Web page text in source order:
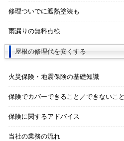
修理ついでに遮熱塗装も
雨漏りの無料点検
屋根の修理代を安くする
火災保険・地震保険の基礎知識
保険でカバーできること／できないこと
保険に関するアドバイス
当社の業務の流れ